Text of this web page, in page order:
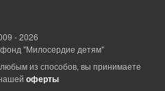
- 2026
"Милосердие детям"
из способов, вы принимаете
оферты